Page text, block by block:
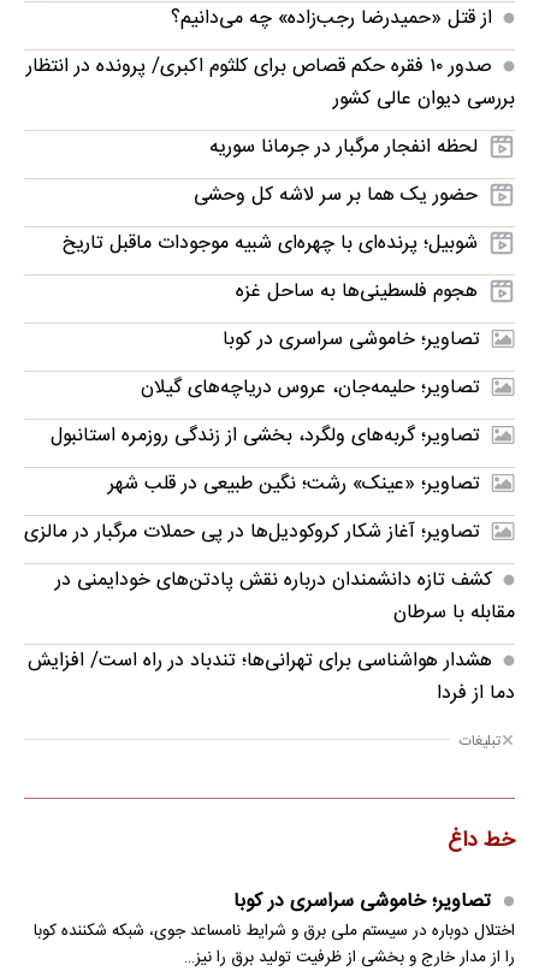
از قتل «حمیدرضا رجب‌زاده» چه می‌دانیم؟
صدور ۱۰ فقره حکم قصاص برای کلثوم اکبری/ پرونده در انتظار
بررسی دیوان عالی کشور
لحظه انفجار مرگبار در جرمانا سوریه
حضور یک هما بر سر لاشه‌ کل وحشی
شوبیل؛ پرنده‌ای با چهره‌ای شبیه موجودات ماقبل تاریخ
هجوم فلسطینی‌ها به ساحل غزه
تصاویر؛ خاموشی سراسری در کوبا
تصاویر؛ حلیمه‌جان، عروس دریاچه‌های گیلان
تصاویر؛ گربه‌های ولگرد، بخشی از زندگی روزمره استانبول
تصاویر؛ «عینک» رشت؛ نگین طبیعی در قلب شهر
تصاویر؛ آغاز شکار کروکودیل‌ها در پی حملات مرگبار در مالزی
کشف تازه دانشمندان درباره نقش پادتن‌های خودایمنی در
مقابله با سرطان
هشدار هواشناسی برای تهرانی‌ها؛ تندباد در راه است/ افزایش
دما از فردا
تبلیغات
خط داغ
تصاویر؛ خاموشی سراسری در کوبا
اختلال دوباره در سیستم ملی برق و شرایط نامساعد جوی، شبکه شکننده کوبا
را از مدار خارج و بخشی از ظرفیت تولید برق را نیز…